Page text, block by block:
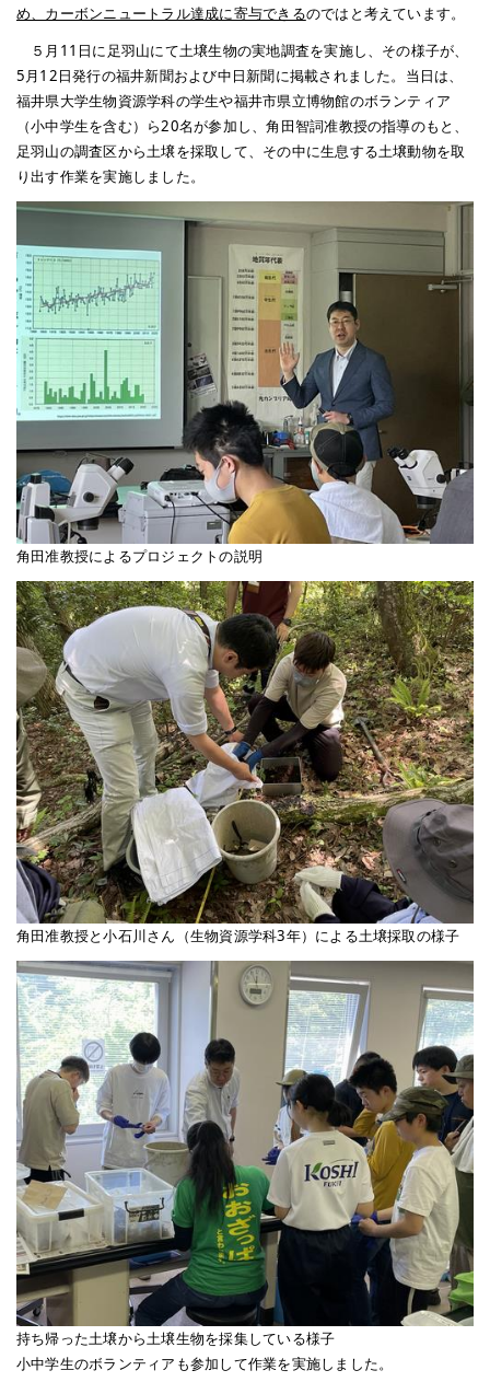
め、カーボンニュートラル達成に寄与できるのではと考えています。
５月11日に足羽山にて土壌生物の実地調査を実施し、その様子が、
5月12日発行の福井新聞および中日新聞に掲載されました。当日は、
福井県大学生物資源学科の学生や福井市県立博物館のボランティア
（小中学生を含む）ら20名が参加し、角田智詞准教授の指導のもと、
足羽山の調査区から土壌を採取して、その中に生息する土壌動物を取
り出す作業を実施しました。
角田准教授によるプロジェクトの説明
角田准教授と小石川さん（生物資源学科3年）による土壌採取の様子
持ち帰った土壌から土壌生物を採集している様子
小中学生のボランティアも参加して作業を実施しました。